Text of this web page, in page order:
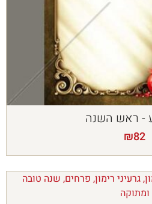
- ראש השנה
₪82